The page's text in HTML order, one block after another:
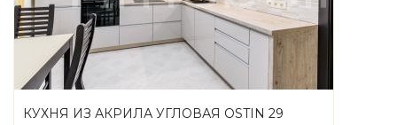
КУХНЯ ИЗ АКРИЛА УГЛОВАЯ OSTIN 29